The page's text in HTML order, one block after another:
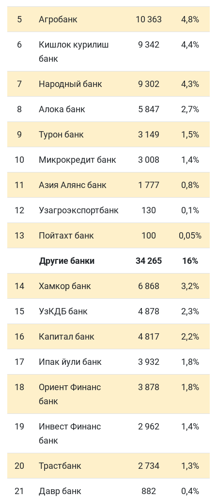
5 Агробанк 10 363 4,8%
6
Кишлок курилиш
банк
9 342 4,4%
7 Народный банк 9 302 4,3%
8 Алока банк 5 847 2,7%
9 Турон банк 3 149 1,5%
10 Микрокредит банк 3 008 1,4%
11 Азия Алянс банк 1 777 0,8%
12 Узагроэкспортбанк 130 0,1%
13 Пойтахт банк 100 0,05%
Другие банки 34 265 16%
14 Хамкор банк 6 868 3,2%
15 УзКДБ банк 4 878 2,3%
16 Капитал банк 4 817 2,2%
17 Ипак йули банк 3 932 1,8%
18
Ориент Финанс
банк
3 878 1,8%
19
Инвест Финанс
банк
2 962 1,4%
20 Трастбанк 2 734 1,3%
21 Давр банк 882 0,4%